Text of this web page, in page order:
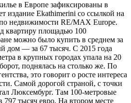
в Европе зафиксированы в
издание Ekathimerini со ссылкой на
по недвижимости RE/MAX Europe.
квартиру площадью 100
можно было купить в среднем за
дом — за 67 тысяч. С 2015 года
в крупных городах упала на 20
поднялась на столько же. По
это говорит о росте интереса
Самой дорогой страной, с точки
Люксембург. Там 100-метровые
797 тысяч евро. На втором месте